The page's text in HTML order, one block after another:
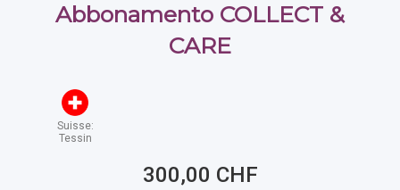
Abbonamento COLLECT &
CARE
Suisse:
Tessin
300,00 CHF